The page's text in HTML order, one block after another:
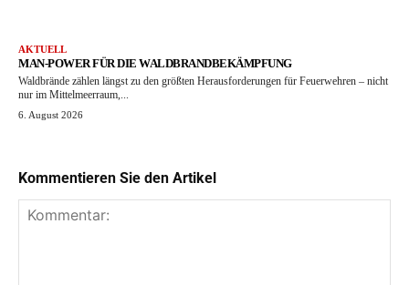
AKTUELL
MAN-POWER FÜR DIE WALDBRANDBEKÄMPFUNG
Waldbrände zählen längst zu den größten Herausforderungen für Feuerwehren – nicht
nur im Mittelmeerraum,...
6. August 2026
Kommentieren Sie den Artikel